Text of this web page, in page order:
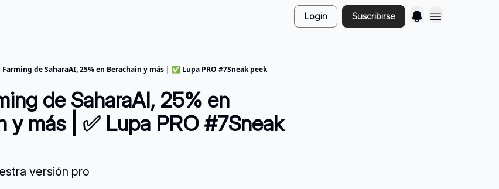
Login Suscribirse
Farming de SaharaAI, 25% en Berachain y más | ✅ Lupa PRO #7Sneak peek
de SaharaAI, 25% en
y más | ✅ Lupa PRO #7Sneak
versión pro